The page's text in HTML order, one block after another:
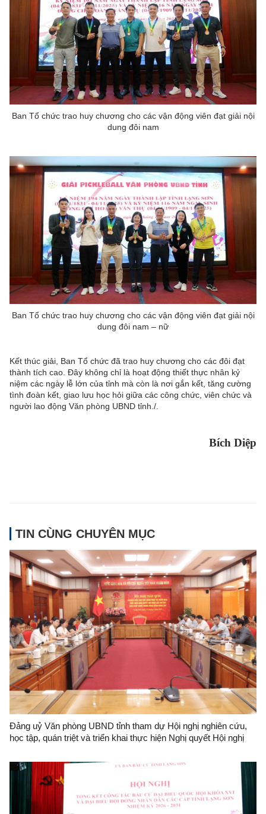
Ban Tổ chức trao huy chương cho các vận động viên đạt giải nội
dung đôi nam
Ban Tổ chức trao huy chương cho các vận động viên đạt giải nội
dung đôi nam – nữ
Kết thúc giải, Ban Tổ chức đã trao huy chương cho các đôi đạt
thành tích cao. Đây không chỉ là hoạt động thiết thực nhân kỷ
niệm các ngày lễ lớn của tỉnh mà còn là nơi gắn kết, tăng cường
tình đoàn kết, giao lưu học hỏi giữa các công chức, viên chức và
người lao động Văn phòng UBND tỉnh./.
Bích Diệp
TIN CÙNG CHUYÊN MỤC
Đảng uỷ Văn phòng UBND tỉnh tham dự Hội nghị nghiên cứu,
học tập, quán triệt và triển khai thực hiện Nghị quyết Hội nghị